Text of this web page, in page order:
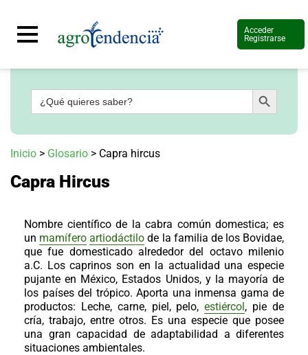
Acceder
Registrarse
Señal
en
más
Agrotendencia
Planes
Glosario
Agroshow
Regístrate
suscríbete
al
boletín
Contáctenos
Acuicultura
Buscar: Botón de búsqueda
Inicio > Glosario > Capra hircus
Capra Hircus
Nombre científico de la cabra común domestica; es
un mamífero artiodáctilo de la familia de los Bovidae,
que fue domesticado alrededor del octavo milenio
a.C. Los caprinos son en la actualidad una especie
pujante en México, Estados Unidos, y la mayoría de
los países del trópico. Aporta una inmensa gama de
productos: Leche, carne, piel, pelo,estiércol, pie de
cría, trabajo, entre otros. Es una especie que posee
una gran capacidad de adaptabilidad a diferentes
situaciones ambientales.